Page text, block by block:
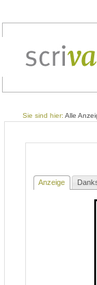
Sie sind hier: Alle
Anzeige